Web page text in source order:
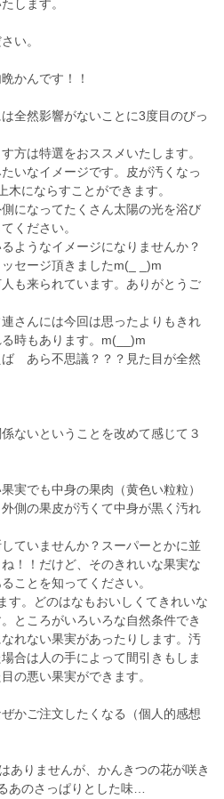
します。
い。
かんです！！
全然影響がないことに3度目のびっ
方は特選をおススメいたします。
いなイメージです。皮が汚くなっ
にならすことができます。
になってたくさん太陽の光を浴び
ください。
ようなイメージになりませんか？
セージ頂きましたm(_ _)m
も来られています。ありがとうご
さんには今回は思ったよりもきれ
時もあります。m(__)m
あら不思議？？？見た目が全然
ないということを改めて感じて３
実でも中身の果肉（黄色い粒粒）
側の果皮が汚くて中身が黒く汚れ
ていませんか？スーパーとかに並
！！だけど、そのきれいな果実な
ことを知ってください。
。どのはなもおいしくてきれいな
ところがいろいろな自然条件でき
れない果実があったりします。汚
合は人の手によって間引きもしま
の悪い果実ができます。
かご注文したくなる（個人的感想
ありませんが、かんきつの花が咲き
あのさっぱりとした味…